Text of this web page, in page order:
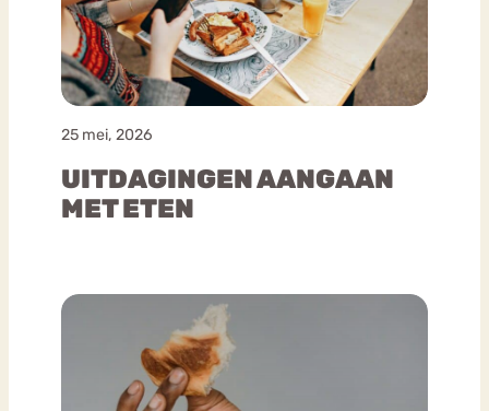
25 mei, 2026
UITDAGINGEN AANGAAN
MET ETEN